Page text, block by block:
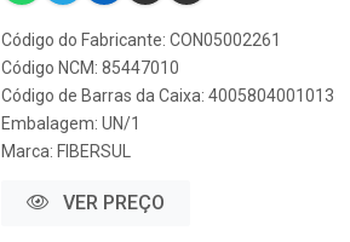
Código do Fabricante: CON05002261
Código NCM: 85447010
Código de Barras da Caixa: 4005804001013
Embalagem: UN/1
Marca: FIBERSUL
VER PREÇO